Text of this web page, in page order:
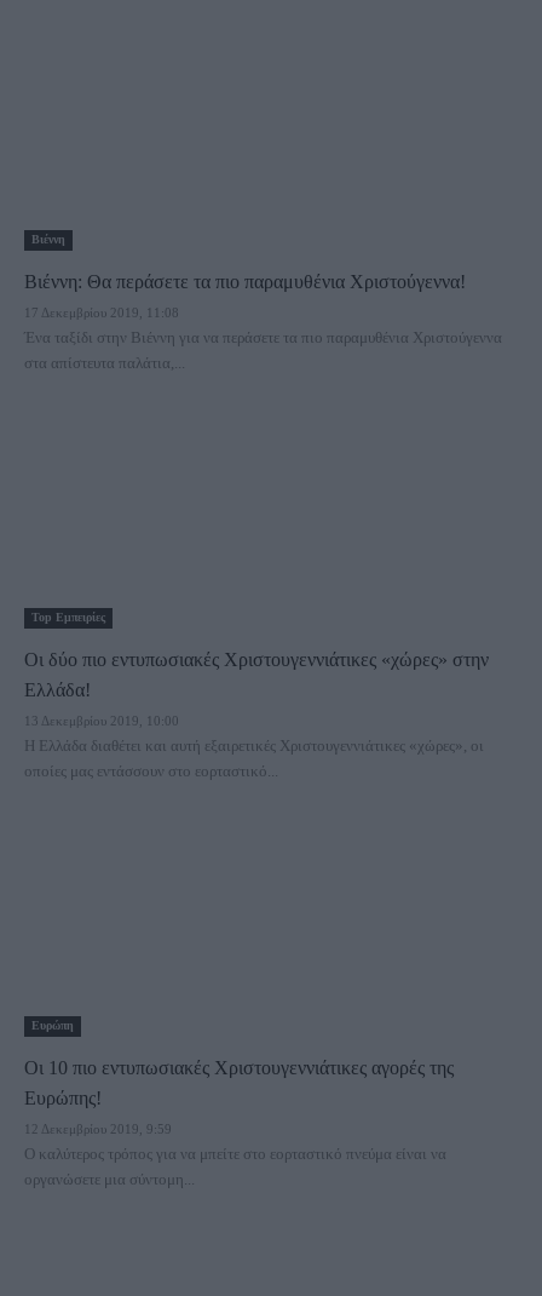
Βιέννη
Βιέννη: Θα περάσετε τα πιο παραμυθένια Χριστούγεννα!
17 Δεκεμβρίου 2019, 11:08
Ένα ταξίδι στην Βιέννη για να περάσετε τα πιο παραμυθένια Χριστούγεννα
στα απίστευτα παλάτια,...
Τοp Εμπειρίες
Οι δύο πιο εντυπωσιακές Χριστουγεννιάτικες «χώρες» στην
Ελλάδα!
13 Δεκεμβρίου 2019, 10:00
Η Ελλάδα διαθέτει και αυτή εξαιρετικές Χριστουγεννιάτικες «χώρες», οι
οποίες μας εντάσσουν στο εορταστικό...
Ευρώπη
Οι 10 πιο εντυπωσιακές Χριστουγεννιάτικες αγορές της
Ευρώπης!
12 Δεκεμβρίου 2019, 9:59
Ο καλύτερος τρόπος για να μπείτε στο εορταστικό πνεύμα είναι να
οργανώσετε μια σύντομη...